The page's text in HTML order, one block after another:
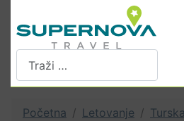
Pretraži
Početna Letovanje Turska